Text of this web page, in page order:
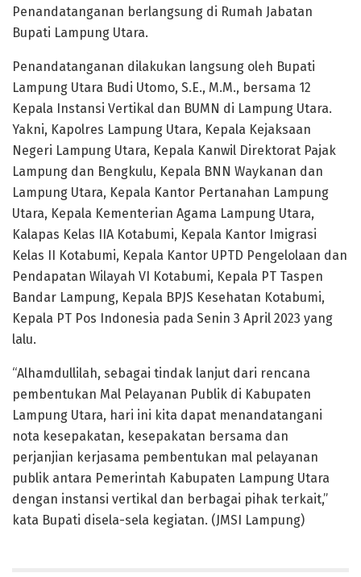
Penandatanganan berlangsung di Rumah Jabatan
Bupati Lampung Utara.
Penandatanganan dilakukan langsung oleh Bupati
Lampung Utara Budi Utomo, S.E., M.M., bersama 12
Kepala Instansi Vertikal dan BUMN di Lampung Utara.
Yakni, Kapolres Lampung Utara, Kepala Kejaksaan
Negeri Lampung Utara, Kepala Kanwil Direktorat Pajak
Lampung dan Bengkulu, Kepala BNN Waykanan dan
Lampung Utara, Kepala Kantor Pertanahan Lampung
Utara, Kepala Kementerian Agama Lampung Utara,
Kalapas Kelas IIA Kotabumi, Kepala Kantor Imigrasi
Kelas II Kotabumi, Kepala Kantor UPTD Pengelolaan dan
Pendapatan Wilayah VI Kotabumi, Kepala PT Taspen
Bandar Lampung, Kepala BPJS Kesehatan Kotabumi,
Kepala PT Pos Indonesia pada Senin 3 April 2023 yang
lalu.
“Alhamdullilah, sebagai tindak lanjut dari rencana
pembentukan Mal Pelayanan Publik di Kabupaten
Lampung Utara, hari ini kita dapat menandatangani
nota kesepakatan, kesepakatan bersama dan
perjanjian kerjasama pembentukan mal pelayanan
publik antara Pemerintah Kabupaten Lampung Utara
dengan instansi vertikal dan berbagai pihak terkait,”
kata Bupati disela-sela kegiatan. (JMSI Lampung)